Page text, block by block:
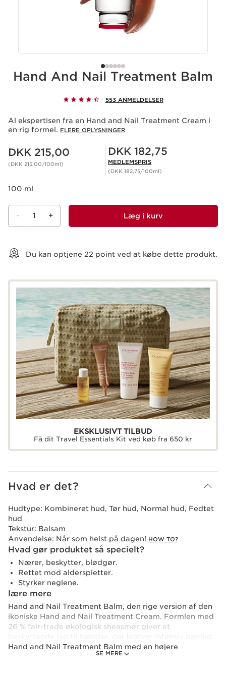
Hand And Nail Treatment Balm
553 ANMELDELSER
Al ekspertisen fra en Hand and Nail Treatment Cream i
en rig formel. FLERE OPLYSNINGER
Nuværende pris DKK 215,00
DKK 215,00
(DKK 215,00/100ml)
Medlemspris DKK 182,75
DKK 182,75
MEDLEMSPRIS
(DKK 182,75/100ml)
100 ml
- 1 + Læg i kurv
Du kan optjene 22 point ved at købe dette produkt.
EKSKLUSIVT TILBUD
Få dit Travel Essentials Kit ved køb fra 650 kr
Hvad er det?
SE MERE
Hudtype: Kombineret hud, Tør hud, Normal hud, Fedtet
hud
Tekstur: Balsam
Anvendelse: Når som helst på dagen! HOW TO?
Hvad gør produktet så specielt?
Nærer, beskytter, blødgør.
Rettet mod alderspletter.
Styrker neglene.
lære mere
Hand and Nail Treatment Balm, den rige version af den
ikoniske Hand and Nail Treatment Cream. Formlen med
26 % fair-trade økologisk sheasmør giver et
Hand and Nail Treatment Balm med en højere
koncentration af sheasmør og miljøvenlig fra formel til